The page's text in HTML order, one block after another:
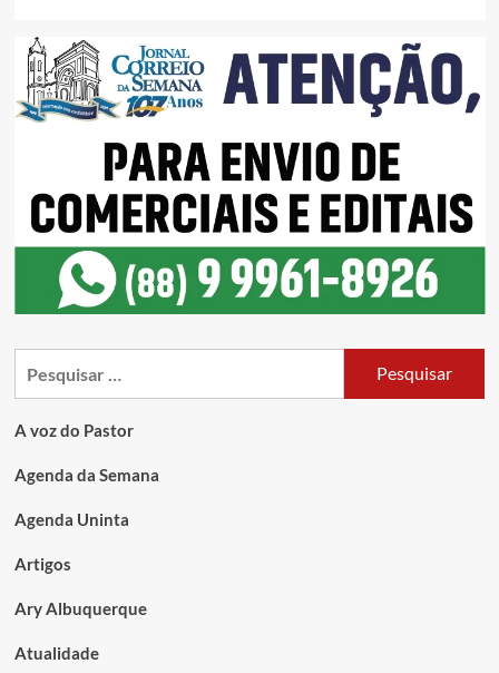
A voz do Pastor
Agenda da Semana
Agenda Uninta
Artigos
Ary Albuquerque
Atualidade